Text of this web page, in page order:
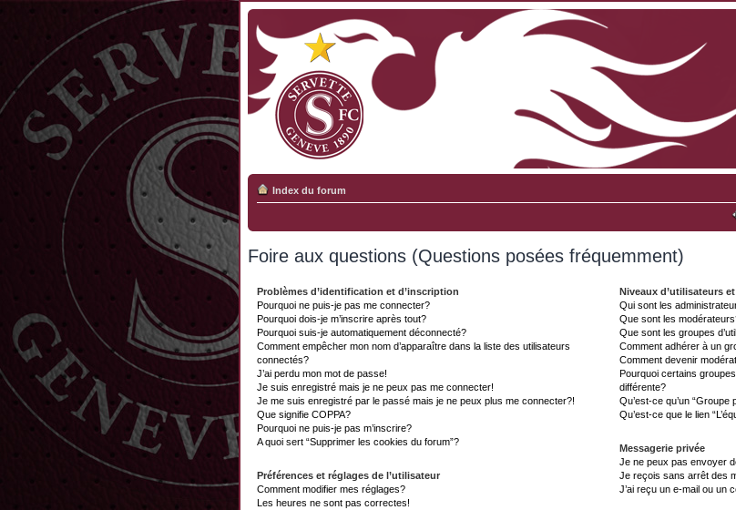
Index du forum
Foire aux questions (Questions posées fréquemment)
Problèmes d’identification et d’inscription
Pourquoi ne puis-je pas me connecter?
Pourquoi dois-je m’inscrire après tout?
Pourquoi suis-je automatiquement déconnecté?
Comment empêcher mon nom d’apparaître dans la liste des utilisateurs
connectés?
J’ai perdu mon mot de passe!
Je suis enregistré mais je ne peux pas me connecter!
Je me suis enregistré par le passé mais je ne peux plus me connecter?!
Que signifie COPPA?
Pourquoi ne puis-je pas m’inscrire?
A quoi sert “Supprimer les cookies du forum”?
Préférences et réglages de l’utilisateur
Comment modifier mes réglages?
Les heures ne sont pas correctes!
Niveaux d’utilisateurs
Qui sont les
Que sont les
Que sont les groupes
Comment adhérer à un
Comment devenir
Pourquoi certains
différente?
Qu’est-ce qu’un “Groupe
Qu’est-ce que le lien
Messagerie privée
Je ne peux pas envoyer
Je reçois sans arrêt des
J’ai reçu un e-mail ou un